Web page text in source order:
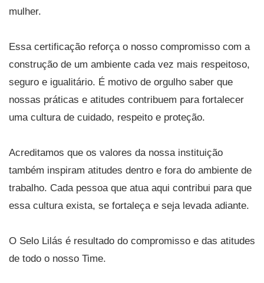
mulher.
Essa certificação reforça o nosso compromisso com a
construção de um ambiente cada vez mais respeitoso,
seguro e igualitário. É motivo de orgulho saber que
nossas práticas e atitudes contribuem para fortalecer
uma cultura de cuidado, respeito e proteção.
Acreditamos que os valores da nossa instituição
também inspiram atitudes dentro e fora do ambiente de
trabalho. Cada pessoa que atua aqui contribui para que
essa cultura exista, se fortaleça e seja levada adiante.
O Selo Lilás é resultado do compromisso e das atitudes
de todo o nosso Time.